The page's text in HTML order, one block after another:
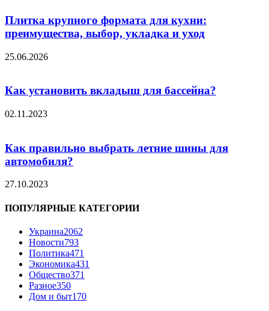
Плитка крупного формата для кухни:
преимущества, выбор, укладка и уход
25.06.2026
Как установить вкладыш для бассейна?
02.11.2023
Как правильно выбрать летние шины для
автомобиля?
27.10.2023
ПОПУЛЯРНЫЕ КАТЕГОРИИ
Украина2062
Новости793
Политика471
Экономика431
Общество371
Разное350
Дом и быт170